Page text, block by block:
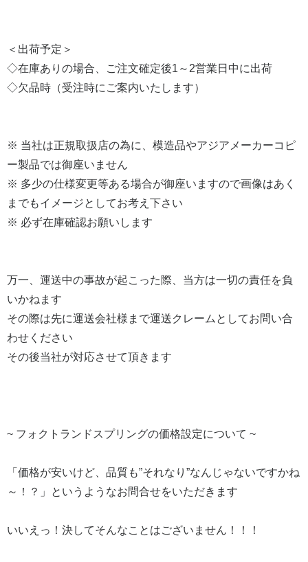
＜出荷予定＞
◇在庫ありの場合、ご注文確定後1～2営業日中に出荷
◇欠品時（受注時にご案内いたします）
※ 当社は正規取扱店の為に、模造品やアジアメーカーコピ
ー製品では御座いません
※ 多少の仕様変更等ある場合が御座いますので画像はあく
までもイメージとしてお考え下さい
※ 必ず在庫確認お願いします
万一、運送中の事故が起こった際、当方は一切の責任を負
いかねます
その際は先に運送会社様まで運送クレームとしてお問い合
わせください
その後当社が対応させて頂きます
~ フォクトランドスプリングの価格設定について ~
「価格が安いけど、品質も”それなり”なんじゃないですかね
～！？」というようなお問合せをいただきます
いいえっ！決してそんなことはございません！！！